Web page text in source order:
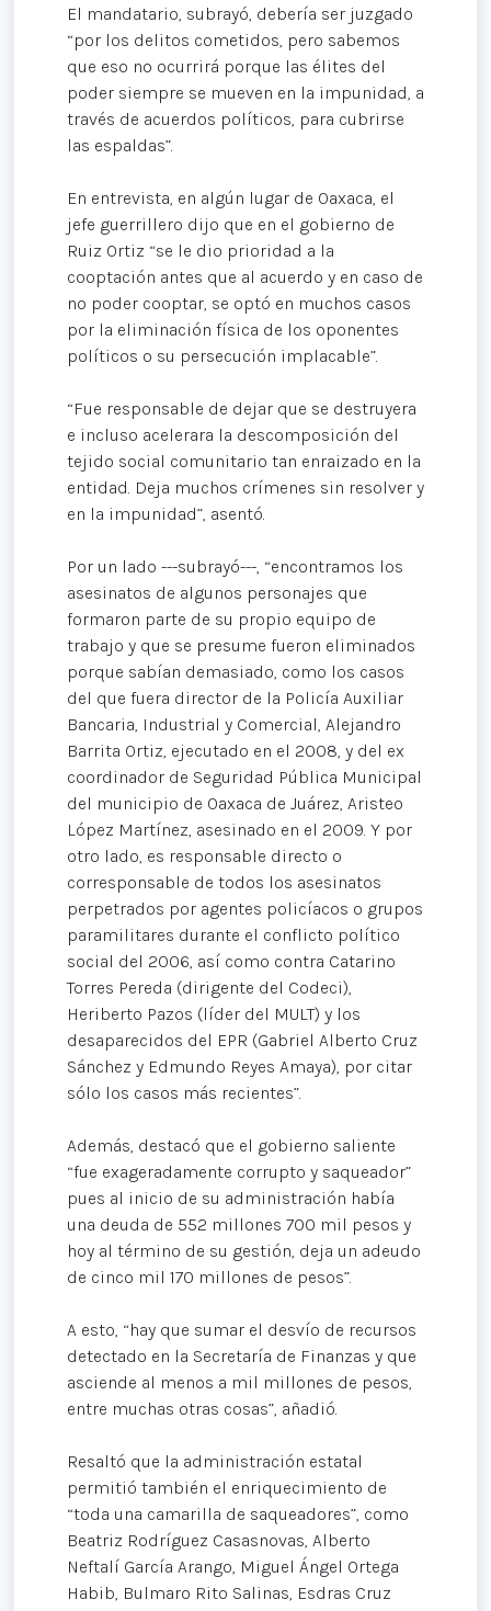
El mandatario, subrayó, debería ser juzgado
“por los delitos cometidos, pero sabemos
que eso no ocurrirá porque las élites del
poder siempre se mueven en la impunidad, a
través de acuerdos políticos, para cubrirse
las espaldas”.
En entrevista, en algún lugar de Oaxaca, el
jefe guerrillero dijo que en el gobierno de
Ruiz Ortiz “se le dio prioridad a la
cooptación antes que al acuerdo y en caso de
no poder cooptar, se optó en muchos casos
por la eliminación física de los oponentes
políticos o su persecución implacable”.
“Fue responsable de dejar que se destruyera
e incluso acelerara la descomposición del
tejido social comunitario tan enraizado en la
entidad. Deja muchos crímenes sin resolver y
en la impunidad”, asentó.
Por un lado ---subrayó---, “encontramos los
asesinatos de algunos personajes que
formaron parte de su propio equipo de
trabajo y que se presume fueron eliminados
porque sabían demasiado, como los casos
del que fuera director de la Policía Auxiliar
Bancaria, Industrial y Comercial, Alejandro
Barrita Ortiz, ejecutado en el 2008, y del ex
coordinador de Seguridad Pública Municipal
del municipio de Oaxaca de Juárez, Aristeo
López Martínez, asesinado en el 2009. Y por
otro lado, es responsable directo o
corresponsable de todos los asesinatos
perpetrados por agentes policíacos o grupos
paramilitares durante el conflicto político
social del 2006, así como contra Catarino
Torres Pereda (dirigente del Codeci),
Heriberto Pazos (líder del MULT) y los
desaparecidos del EPR (Gabriel Alberto Cruz
Sánchez y Edmundo Reyes Amaya), por citar
sólo los casos más recientes”.
Además, destacó que el gobierno saliente
“fue exageradamente corrupto y saqueador”
pues al inicio de su administración había
una deuda de 552 millones 700 mil pesos y
hoy al término de su gestión, deja un adeudo
de cinco mil 170 millones de pesos”.
A esto, “hay que sumar el desvío de recursos
detectado en la Secretaría de Finanzas y que
asciende al menos a mil millones de pesos,
entre muchas otras cosas”, añadió.
Resaltó que la administración estatal
permitió también el enriquecimiento de
“toda una camarilla de saqueadores”, como
Beatriz Rodríguez Casasnovas, Alberto
Neftalí García Arango, Miguel Ángel Ortega
Habib, Bulmaro Rito Salinas, Esdras Cruz